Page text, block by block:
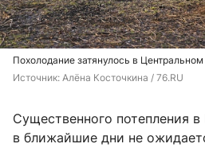
Похолодание затянулось в
Источник: Алёна Косточкина / 76.RU
Существенного потепления
в ближайшие дни не